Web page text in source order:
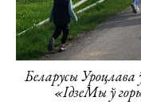
Беларусы Уроцлава
«ІдзеМы ў